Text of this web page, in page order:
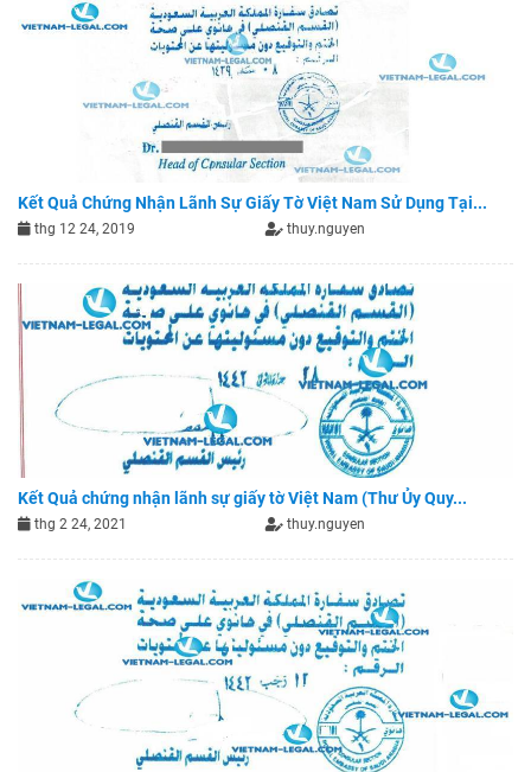
Kết Quả Chứng Nhận Lãnh Sự Giấy Tờ Việt Nam Sử Dụng Tại...
thg 12 24, 2019 thuy.nguyen
Kết Quả chứng nhận lãnh sự giấy tờ Việt Nam (Thư Ủy Quy...
thg 2 24, 2021 thuy.nguyen